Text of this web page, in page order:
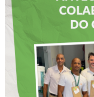
DIA